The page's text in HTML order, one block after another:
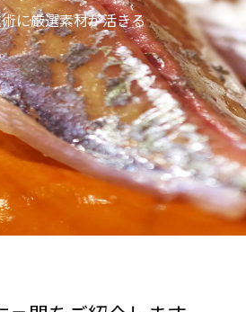
に厳選素材が活きる